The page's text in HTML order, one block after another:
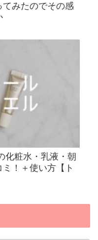
てみたのでその感
化粧水・乳液・朝
！＋使い方【ト